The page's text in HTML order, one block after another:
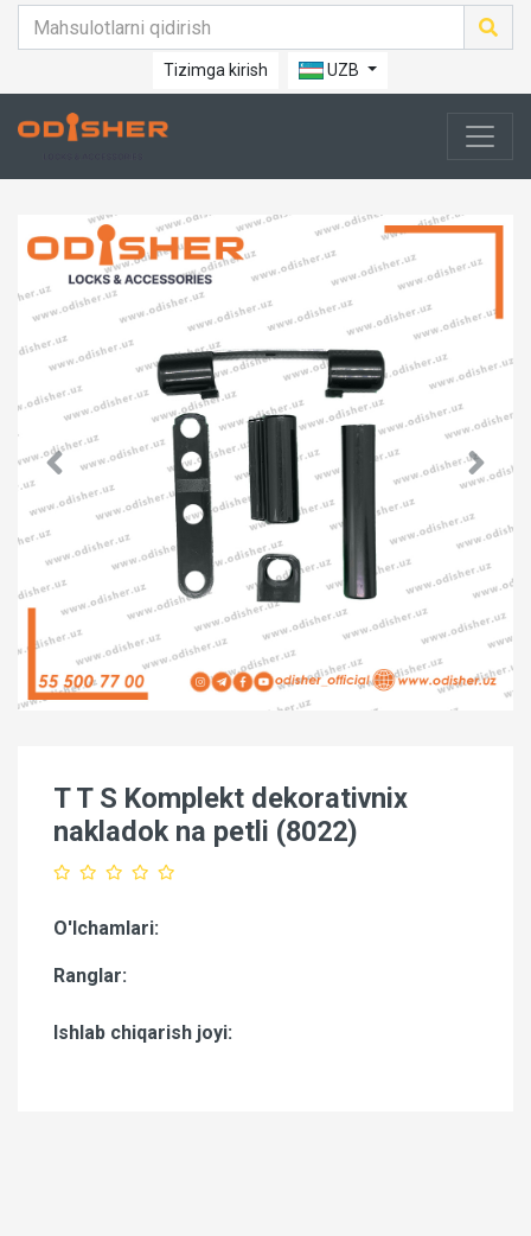
Tizimga kirish UZB
T T S Komplekt dekorativnix
nakladok na petli (8022)
O'lchamlari:
Ranglar:
Ishlab chiqarish joyi: